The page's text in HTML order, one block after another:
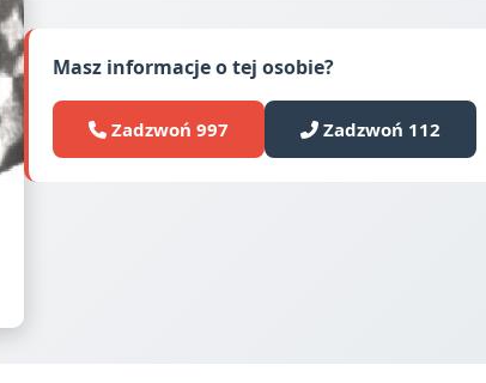
Masz informacje o tej osobie?
Zadzwoń 997 Zadzwoń 112